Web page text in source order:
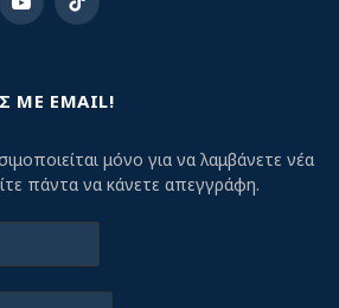
YouTubeTikTok
ΜΕ EMAIL!
μόνο για να λαμβάνετε νέα
πάντα να κάνετε απεγγράφη.